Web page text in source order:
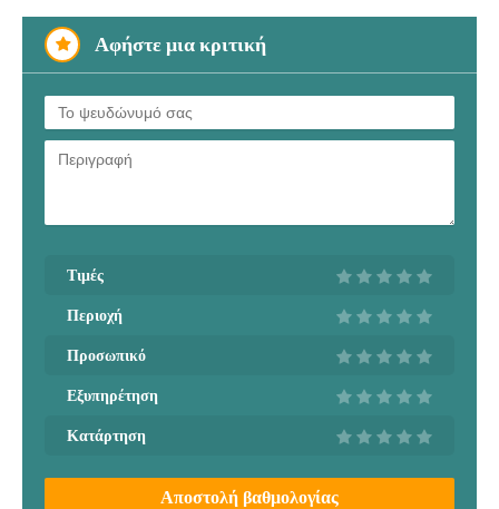
Αφήστε μια κριτική
Τιμές
Περιοχή
Προσωπικό
Εξυπηρέτηση
Κατάρτηση
Αποστολή βαθμολογίας